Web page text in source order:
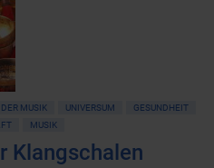
MUSIK UNIVERSUM
GESUNDHEIT
MUSIK
Klangschalen